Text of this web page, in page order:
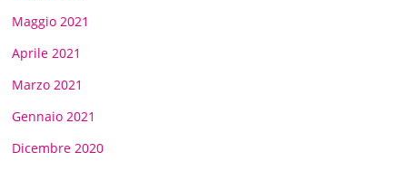
Maggio 2021
Aprile 2021
Marzo 2021
Gennaio 2021
Dicembre 2020